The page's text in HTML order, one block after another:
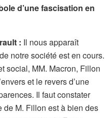
d’une fascisation en
: Il nous apparaît
notre société est en cours.
social, MM. Macron, Fillon
et le revers d’une
Il faut constater
de M. Fillon est à bien des